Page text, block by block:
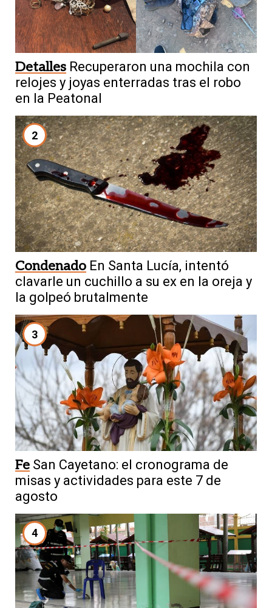
Detalles Recuperaron una mochila con
relojes y joyas enterradas tras el robo
en la Peatonal
2
Condenado En Santa Lucía, intentó
clavarle un cuchillo a su ex en la oreja y
la golpeó brutalmente
3
Fe San Cayetano: el cronograma de
misas y actividades para este 7 de
agosto
4